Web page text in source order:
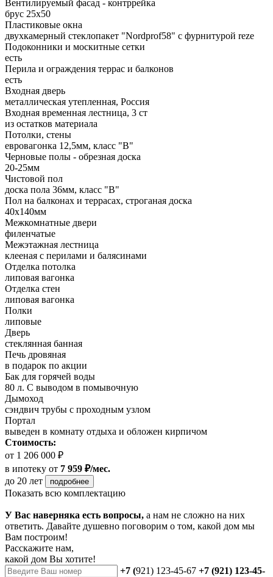
Вентилируемый фасад - контррейка
брус 25х50
Пластиковые окна
двухкамерный стеклопакет "Nordprof58" c фурнитурой reze
Подоконники и москитные сетки
есть
Перила и ограждения террас и балконов
есть
Входная дверь
металлическая утепленная, Россия
Входная временная лестница, 3 ст
из остатков материала
Потолки, стены
евровагонка 12,5мм, класс "В"
Черновые полы - обрезная доска
20-25мм
Чистовой пол
доска пола 36мм, класс "B"
Пол на балконах и террасах, строганая доска
40х140мм
Межкомнатные двери
филенчатые
Межэтажная лестница
клееная с перилами и балясинами
Отделка потолка
липовая вагонка
Отделка стен
липовая вагонка
Полки
липовые
Дверь
стеклянная банная
Печь дровяная
в подарок по акции
Бак для горячей воды
80 л. С выводом в помывочную
Дымоход
сэндвич трубы с проходным узлом
Портал
выведен в комнату отдыха и обложен кирпичом
Стоимость:
от 1 206 000 ₽
в ипотеку от 7 959 ₽/мес.
до 20 лет
подробнее
Показать всю комплектацию
У Вас наверняка есть вопросы, а нам не сложно на них
ответить. Давайте душевно поговорим о том, какой дом мы
Вам построим!
Расскажите нам,
какой дом Вы хотите!
+7 (921) 123-45-67 +7 (921) 123-45-